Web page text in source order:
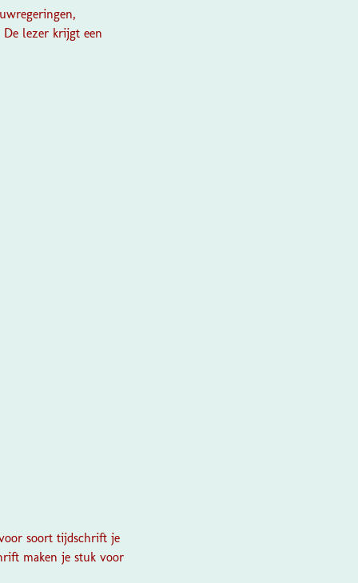
De lezer krijgt een
soort tijdschrift je
maken je stuk voor